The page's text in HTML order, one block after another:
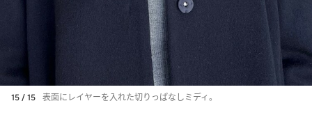
15 / 15 表面にレイヤーを入れた切りっぱなしミディ。